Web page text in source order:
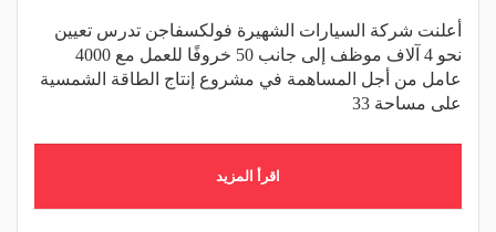
أعلنت شركة السيارات الشهيرة فولكسفاجن تدرس تعيين
نحو 4 آلاف موظف إلى جانب 50 خروفًا للعمل مع 4000
عامل من أجل المساهمة في مشروع إنتاج الطاقة الشمسية
على مساحة 33
اقرأ المزيد